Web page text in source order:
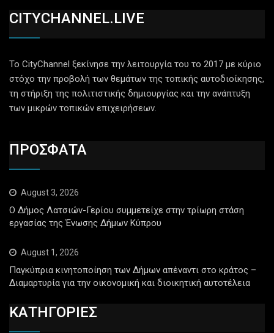
CITYCHANNEL.LIVE
Το CityChannel ξεκίνησε την λειτουργία του το 2017 με κύριο
στόχο την προβολή των θεμάτων της τοπικής αυτοδιοίκησης,
τη στήριξη της πολιτιστικής δημιουργίας και την ανάπτυξη
των μικρών τοπικών επιχειρήσεων.
ΠΡΟΣΦΑΤΑ
August 3, 2026
Ο Δήμος Λατσιών-Γερίου συμμετείχε στην τρίωρη στάση
εργασίας της Ένωσης Δήμων Κύπρου
August 1, 2026
Παγκύπρια κινητοποίηση των Δήμων απέναντι στο κράτος –
Διαμαρτυρία για την οικονομική και διοικητική αυτοτέλεια
ΚΑΤΗΓΟΡΙΕΣ